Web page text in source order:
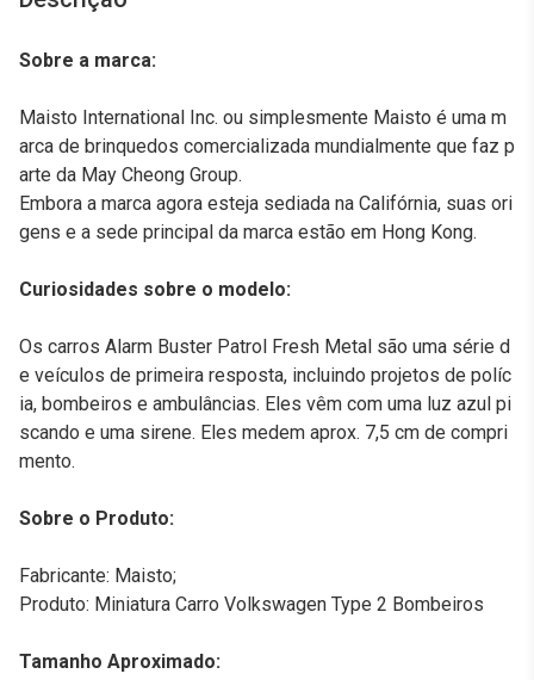
Sobre a marca:
Maisto International Inc. ou simplesmente Maisto é uma m
arca de brinquedos comercializada mundialmente que faz p
arte da May Cheong Group.
Embora a marca agora esteja sediada na Califórnia, suas ori
gens e a sede principal da marca estão em Hong Kong.
Curiosidades sobre o modelo:
Os carros Alarm Buster Patrol Fresh Metal são uma série d
e veículos de primeira resposta, incluindo projetos de políc
ia, bombeiros e ambulâncias. Eles vêm com uma luz azul pi
scando e uma sirene. Eles medem aprox. 7,5 cm de compri
mento.
Sobre o Produto:
Fabricante: Maisto;
Produto: Miniatura Carro Volkswagen Type 2 Bombeiros
Tamanho Aproximado: